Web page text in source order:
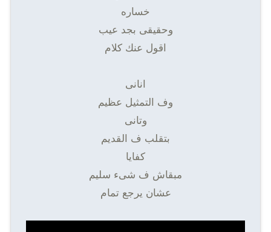
خساره
وحقيقى بجد عيب
اقول عنك كلام
انانى
وف التمثيل عظيم
وتانى
بتقلب ف القديم
كفايا
مبقاش ف شىء سليم
عشان يرجع تمام